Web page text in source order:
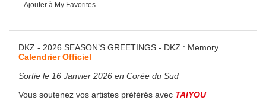
Ajouter à My Favorites
DKZ - 2026 SEASON’S GREETINGS - DKZ : Memory
Calendrier Officiel
Sortie le 16 Janvier 2026 en Corée du Sud
Vous soutenez vos artistes préférés avec TAIYOU